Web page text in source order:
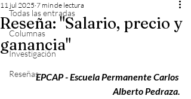
Todas las entradas
Columnas
Investigación
Reseñas
Reseña: "Salario, precio y
ganancia"
11 jul 2025 7 min de lectura
EPCAP - Escuela Permanente Carlos
Alberto Pedraza.